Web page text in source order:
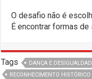
O desafio não é
É encontrar formas
Tags DANÇA E
RECONHECIMENTO HISTÓRICO